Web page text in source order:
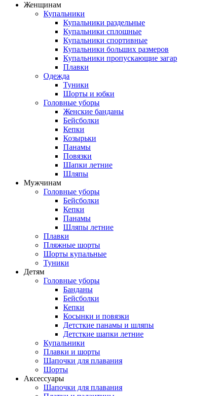
Женщинам
Купальники
Купальники раздельные
Купальники сплошные
Купальники спортивные
Купальники больших размеров
Купальники пропускающие загар
Плавки
Одежда
Туники
Шорты и юбки
Головные уборы
Женские банданы
Бейсболки
Кепки
Козырьки
Панамы
Повязки
Шапки летние
Шляпы
Мужчинам
Головные уборы
Бейсболки
Кепки
Панамы
Шляпы летние
Плавки
Пляжные шорты
Шорты купальные
Туники
Детям
Головные уборы
Банданы
Бейсболки
Кепки
Косынки и повязки
Детсткие панамы и шляпы
Детсткие шапки летние
Купальники
Плавки и шорты
Шапочки для плавания
Шорты
Аксессуары
Шапочки для плавания